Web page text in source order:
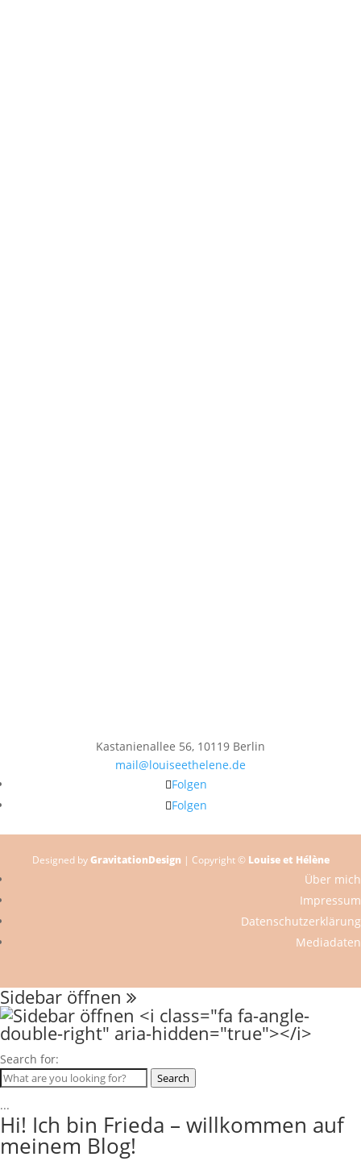
Kastanienallee 56, 10119 Berlin
mail@louiseethelene.de
Folgen
Folgen
Designed byGravitationDesign | Copyright © Louise et Hélène
Über mich
Impressum
Datenschutzerklärung
Mediadaten
Sidebar öffnen
Search for:
Search
...
Hi! Ich bin Frieda – willkommen auf
meinem Blog!